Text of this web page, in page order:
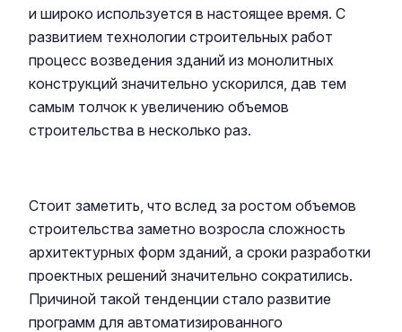
и широко используется в настоящее время. С
развитием технологии строительных работ
процесс возведения зданий из монолитных
конструкций значительно ускорился, дав тем
самым толчок к увеличению объемов
строительства в несколько раз.
Стоит заметить, что вслед за ростом объемов
строительства заметно возросла сложность
архитектурных форм зданий, а сроки разработки
проектных решений значительно сократились.
Причиной такой тенденции стало развитие
программ для автоматизированного